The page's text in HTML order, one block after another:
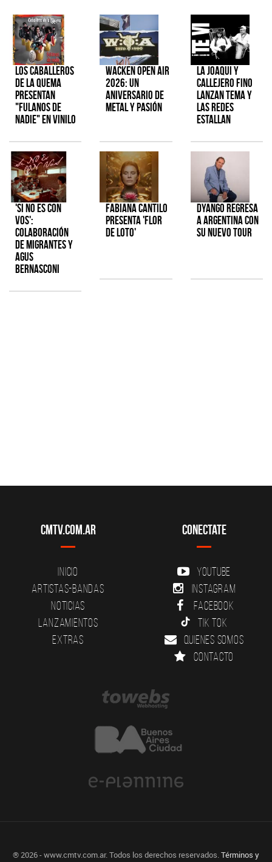
Los Caballeros
de la Quema
presentan
"Fulanos de
Nadie" en vinilo
Wacken Open Air
2026: Un
aniversario de
metal y pasión
La Joaqui y
Callejero Fino
lanzan tema y
las redes
estallan
'Si No Es Con
Vos':
colaboración
de Migrantes y
Agus
Bernasconi
Fabiana Cantilo
presenta 'Flor
de Loto'
Dyango regresa
a Argentina con
su nuevo tour
CMTV.com.ar
Inicio
Artistas-Bandas
Noticias
Lanzamientos
Extras
Conectate
YouTube
Instagram
Facebook
Tik Tok
Quienes somos
Contacto
® 2026 - www.cmtv.com.ar. Todos los derechos reservados.Términos y